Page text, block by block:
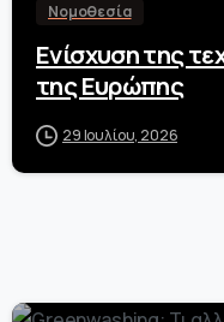
Νομοθεσία
Ενίσχυση της
της Ευρώπης
29 Ιουλίου, 2026